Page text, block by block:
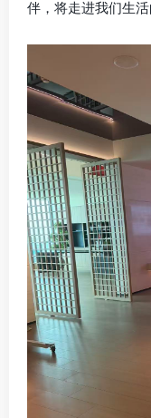
伴，将走进我们生活